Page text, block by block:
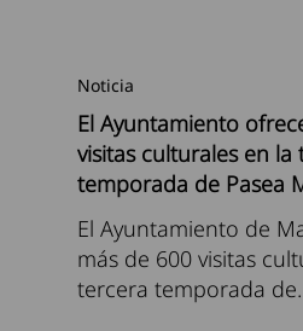
Noticia
El Ayuntamiento
visitas culturales en la
temporada de Pasea
El Ayuntamiento de
más de 600 visitas
tercera temporada